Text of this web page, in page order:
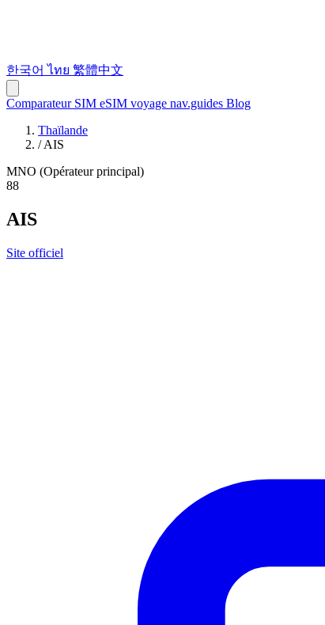
한국어 ไทย 繁體中文
Comparateur SIM eSIM voyage nav.guides Blog
Thaïlande
/ AIS
MNO (Opérateur principal)
88
AIS
Site officiel